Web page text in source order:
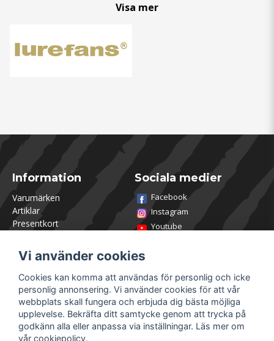
Visa mer
Information
Varumärken
Artiklar
Presentkort
Om Utklasad
Team Utklasad
Recensera och vinn
Öppettider Lagershop
Jobba hos oss
Returer
Villkor & Policy
Sociala medier
Facebook
Instagram
Youtube
Vi använder cookies
Cookies kan komma att användas för personlig och icke
personlig annonsering. Vi använder cookies för att vår
webbplats skall fungera och erbjuda dig bästa möjliga
upplevelse. Bekräfta ditt samtycke genom att trycka på
godkänn alla eller anpassa via inställningar. Läs mer om
vår cookiepolicy.